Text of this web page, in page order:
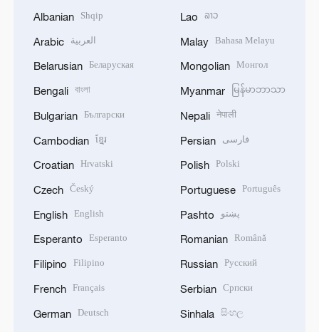
Albanian Shqip
Arabic العربية
Belarusian Беларуская
Bengali বাংলা
Bulgarian Български
Cambodian ខ្មែរ
Croatian Hrvatski
Czech Český
English English
Esperanto Esperanto
Filipino Filipino
French Français
German Deutsch
Lao ລາວ
Malay Bahasa Melayu
Mongolian Монгол
Myanmar မြန်မာဘာသာ
Nepali नेपाली
Persian فارسی
Polish Polski
Portuguese Português
Pashto پښتو
Romanian Română
Russian Русский
Serbian Српски
Sinhala සිංහල